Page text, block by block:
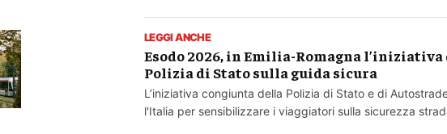
LEGGI ANCHE
Esodo 2026, in Emilia-Romagna
Polizia di Stato sulla guida sicura
L’iniziativa congiunta della Polizia di Stato e di
l'Italia per sensibilizzare i viaggiatori sulla sicurezza